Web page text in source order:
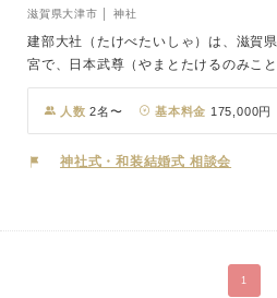
滋賀県大津市 │ 神社
建部大社（たけべたいしゃ）は、滋賀
宮で、日本武尊（やまとたけるのみこ
社です。 古くから武運長久や交通安全
の信仰を集めてきました。緑豊かな境
美しく、四季折々の風情が楽しめる静
には水上安全と繁栄を願う「船幸祭（
えのない思い出となるでしょう。
人数 2名〜 基本料金 175,000円
神社式・和装結婚式 相談会
1